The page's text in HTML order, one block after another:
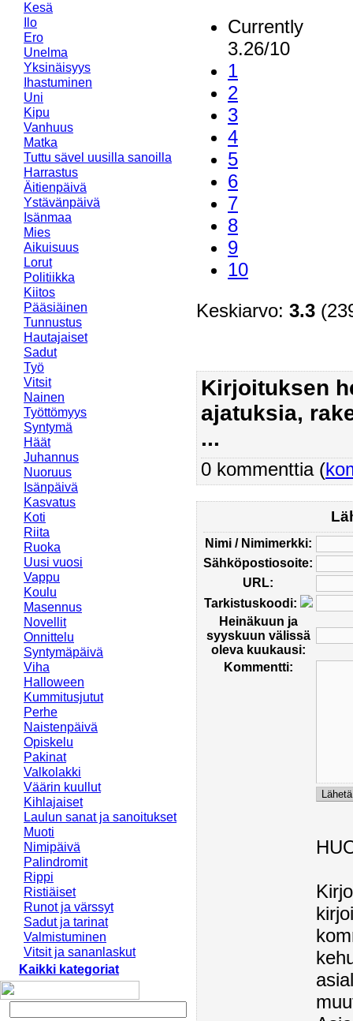
Kesä
Ilo
Ero
Unelma
Yksinäisyys
Ihastuminen
Uni
Kipu
Vanhuus
Matka
Tuttu sävel uusilla sanoilla
Harrastus
Äitienpäivä
Ystävänpäivä
Isänmaa
Mies
Aikuisuus
Lorut
Politiikka
Kiitos
Pääsiäinen
Tunnustus
Hautajaiset
Sadut
Työ
Vitsit
Nainen
Työttömyys
Syntymä
Häät
Juhannus
Nuoruus
Isänpäivä
Kasvatus
Koti
Riita
Ruoka
Uusi vuosi
Vappu
Koulu
Masennus
Novellit
Onnittelu
Syntymäpäivä
Viha
Halloween
Kummitusjutut
Perhe
Naistenpäivä
Opiskelu
Pakinat
Valkolakki
Väärin kuullut
Kihlajaiset
Laulun sanat ja sanoitukset
Muoti
Nimipäivä
Palindromit
Rippi
Ristiäiset
Runot ja värssyt
Sadut ja tarinat
Valmistuminen
Vitsit ja sananlaskut
Kaikki kategoriat
Currently
3.26/10
1
2
3
4
5
6
7
8
9
10
Keskiarvo: 3.3
Kirjoituksen
ajatuksia,
...
0 kommenttia (
Nimi / Nimimerkki:
Sähköpostiosoite:
URL:
Tarkistuskoodi:
Heinäkuun ja
syyskuun välissä
oleva kuukausi:
Kommentti: